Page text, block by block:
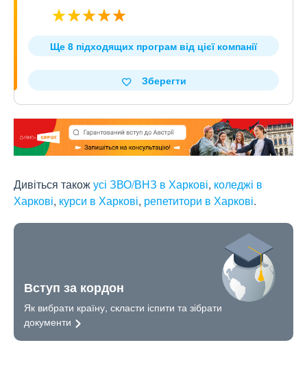
Ще 8 підходящих програм від цієї компанії
Зберегти
Дивіться такожусі ЗВО/ВНЗ в Харкові, коледжі в
Харкові, курси в Харкові, репетитори в Харкові.
Вступ за кордон
Як вибрати країну, скласти іспити та зібрати
документи